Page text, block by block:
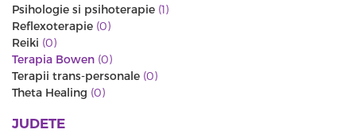
Psihologie si psihoterapie (1)
Reflexoterapie (0)
Reiki (0)
Terapia Bowen (0)
Terapii trans-personale (0)
Theta Healing (0)
JUDETE